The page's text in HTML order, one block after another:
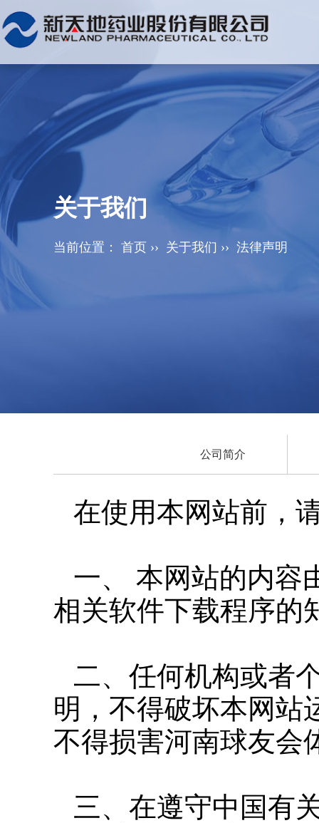
关于我们
当前位置： 首页 ›› 关于我们 ›› 法律声明
公司简介
在使用本网站前
一、 本网站的内容
相关软件下载程序的
二、任何机构或者
明，不得破坏本网站
不得损害河南球友
三、在遵守中国有